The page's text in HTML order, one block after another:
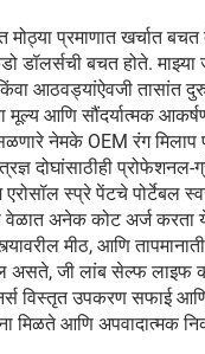
मोठ्या प्रमाणात खर्चात
डॉलर्सची बचत होते.
आठवड्यांऐवजी तासांत
आणि सौंदर्यात्मक आकर्षण
नेमके OEM रंग
दोघांसाठीही
स्प्रे पेंटचे पोर्टेबल
वेळात अनेक कोट अर्ज करता
मीठ, आणि
असते, जी लांब सेल्फ लाइफ
विस्तृत उपकरण सफाई
मिळते आणि अपवादात्मक